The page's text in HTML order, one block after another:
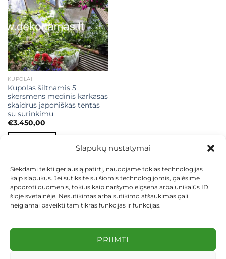
Slapukų nustatymai
Siekdami teikti geriausią patirtį, naudojame tokias technologijas
kaip slapukus. Jei sutiksite su šiomis technologijomis, galėsime
apdoroti duomenis, tokius kaip naršymo elgsena arba unikalūs ID
šioje svetainėje. Nesutikimas arba sutikimo atšaukimas gali
neigiamai paveikti tam tikras funkcijas ir funkcijas.
PRIIMTI
KUPOLAI
Kupolas šiltnamis 5
skersmens medinis karkasas
skaidrus japoniškas tentas
su surinkimu
€3.450,00
KEITIMAS IR GRĄŽINIMAS
PRIVATUMO POLITIKA
Visos teisės saugomos 2026 ©dekosodas.lt